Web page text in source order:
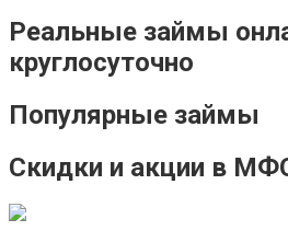
Реальные займы
круглосуточно
Популярные займы
Скидки и акции в